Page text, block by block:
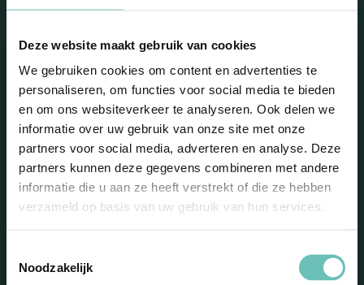
Deze website maakt gebruik van cookies
We gebruiken cookies om content en advertenties te
personaliseren, om functies voor social media te bieden
en om ons websiteverkeer te analyseren. Ook delen we
informatie over uw gebruik van onze site met onze
partners voor social media, adverteren en analyse. Deze
partners kunnen deze gegevens combineren met andere
informatie die u aan ze heeft verstrekt of die ze hebben
verzameld op basis van uw gebruik van hun services.
Noodzakelijk
Blijf op de hoogte met onze
nieuwsbrief